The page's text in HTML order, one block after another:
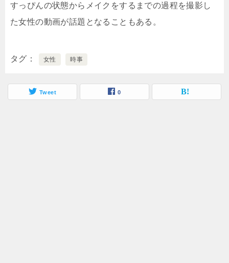
すっぴんの状態からメイクをするまでの過程を撮影し
た女性の動画が話題となることもある。
タグ 女性 時事
Tweet 0